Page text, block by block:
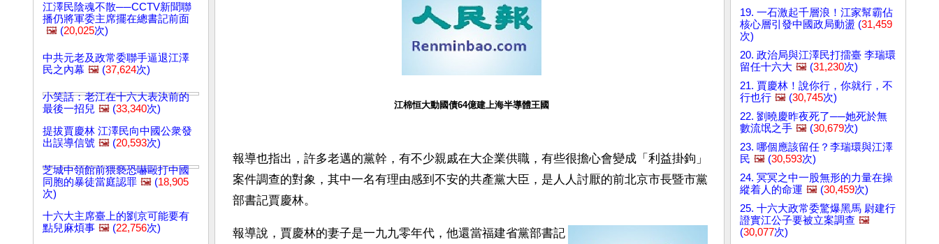
江澤民陰魂不散──CCTV新聞聯
播仍將軍委主席擺在總書記前面
🖼️ (20,025次)
中共元老及政常委聯手逼退江澤
民之內幕 🖼️ (37,624次)
小笑話：老江在十六大表決前的
最後一招兒 🖼️ (33,340次)
提拔賈慶林 江澤民向中國公衆發
出誤導信號 🖼️ (20,593次)
芝城中領館前猥褻恐嚇毆打中國
同胞的暴徒當庭認罪 🖼️ (18,905
次)
十六大主席臺上的劉京可能要有
點兒麻煩事 🖼️ (22,756次)
江棉恒大動國債64億建上海半導體王國
報導也指出，許多老邁的黨幹，有不少親戚在大企業供職，有些很擔心會變成「利益掛鉤」
案件調查的對象，其中一名有理由感到不安的共產黨大臣，是人人討厭的前北京市長暨市黨
部書記賈慶林。
報導說，賈慶林的妻子是一九九零年代，他還當福建省黨部書記
19. 一石激起千層浪！江家幫霸佔
核心層引發中國政局動盪 (31,459
次)
20. 政治局與江澤民打擂臺 李瑞環
留任十六大 🖼️ (31,230次)
21. 賈慶林！說你行，你就行，不
行也行 🖼️ (30,745次)
22. 劉曉慶昨夜死了──她死於無
數流氓之手 🖼️ (30,679次)
23. 哪個應該留任？李瑞環與江澤
民 🖼️ (30,593次)
24. 冥冥之中一股無形的力量在操
縱着人的命運 🖼️ (30,459次)
25. 十六大政常委驚爆黑馬 尉建行
證實江公子要被立案調查 🖼️
(30,077次)